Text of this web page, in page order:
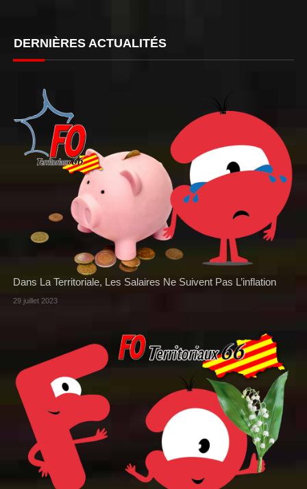
DERNIÈRES ACTUALITÉS
Dans La Territoriale, Les Salaires Ne Suivent Pas L’inflation
29 juillet 2023